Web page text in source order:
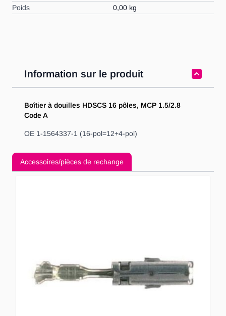
Poids
0,00 kg
Information sur le produit
Boîtier à douilles HDSCS 16 pôles, MCP 1.5/2.8
Code A
OE 1-1564337-1 (16-pol=12+4-pol)
Accessoires/pièces de rechange